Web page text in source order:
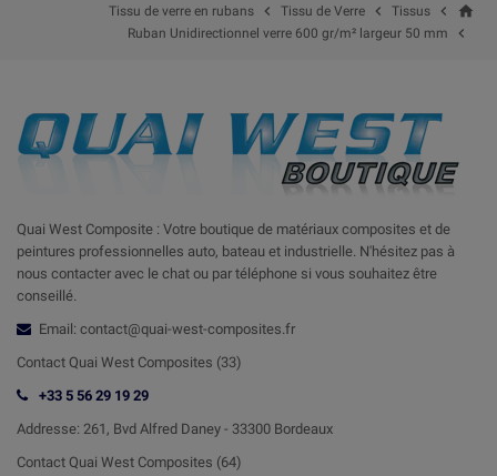
home

Tissus

Tissu de Verre

Tissu de verre en rubans

Ruban Unidirectionnel verre 600 gr/m² largeur 50 mm
Quai West Composite : Votre boutique de matériaux composites et de
peintures professionnelles auto, bateau et industrielle. N'hésitez pas à
nous contacter avec le chat ou par téléphone si vous souhaitez être
conseillé.
Email: contact@quai-west-composites.fr
Contact Quai West Composites (33)
+33 5 56 29 19 29
Addresse: 261, Bvd Alfred Daney - 33300 Bordeaux
Contact Quai West Composites (64)